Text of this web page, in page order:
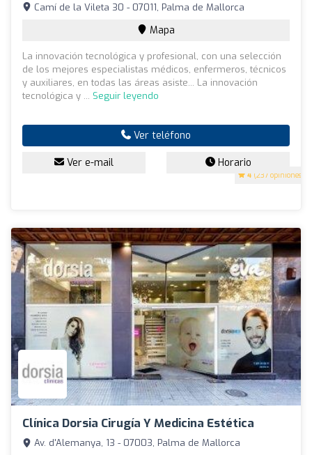
4 (237 opiniones)
Camí de la Vileta 30 - 07011, Palma de Mallorca
Mapa
La innovación tecnológica y profesional, con una selección
de los mejores especialistas médicos, enfermeros, técnicos
y auxiliares, en todas las áreas asiste... La innovación
tecnológica y ... Seguir leyendo
Ver teléfono
Ver e-mail Horario
Clínica Dorsia Cirugía Y Medicina Estética
Av. d'Alemanya, 13 - 07003, Palma de Mallorca